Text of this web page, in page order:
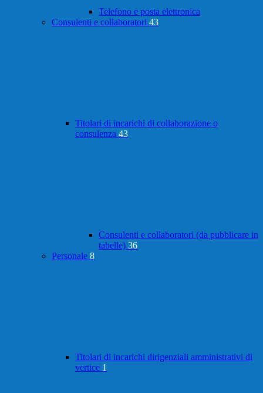
Telefono e posta elettronica
Consulenti e collaboratori 43
Titolari di incarichi di collaborazione o
consulenza 43
Consulenti e collaboratori (da pubblicare in
tabelle) 36
Personale 8
Titolari di incarichi dirigenziali amministrativi di
vertice 1